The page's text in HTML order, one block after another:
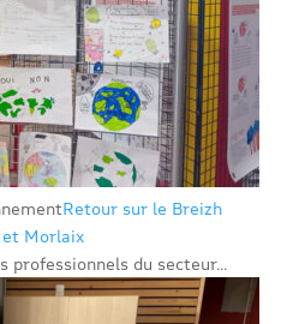
Retour sur le Breizh
et Morlaix
du secteur...